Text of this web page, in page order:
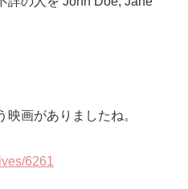
画がありましたね。
6261